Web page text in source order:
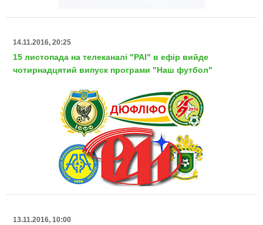
14.11.2016, 20:25
15 листопада на телеканалі "РАІ" в ефір вийде
чотирнадцятий випуск програми "Наш футбол"
13.11.2016, 10:00